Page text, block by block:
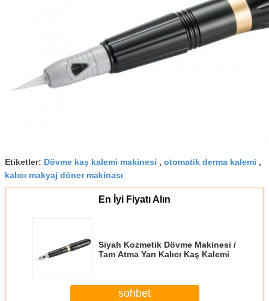
Etiketler: Dövme kaş kalemi makinesi , otomatik derma kalemi ,
kalıcı makyaj döner makinası
En İyi Fiyatı Alın
Siyah Kozmetik Dövme Makinesi /
Tam Atma Yarı Kalıcı Kaş Kalemi
sohbet